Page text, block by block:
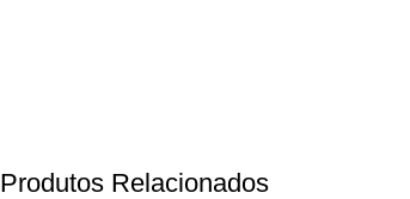
Produtos Relacionados